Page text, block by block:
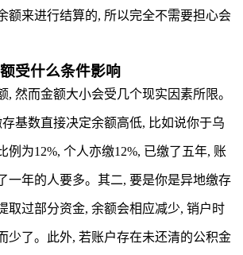
额来进行结算的, 所以完全不需要担心会
受什么条件影响
, 然而金额大小会受几个现实因素所限。
存基数直接决定余额高低, 比如说你于乌
例为12%, 个人亦缴12%, 已缴了五年, 账
一年的人要多。其二, 要是你是异地缴存
取过部分资金, 余额会相应减少, 销户时
少了。此外, 若账户存在未还清的公积金